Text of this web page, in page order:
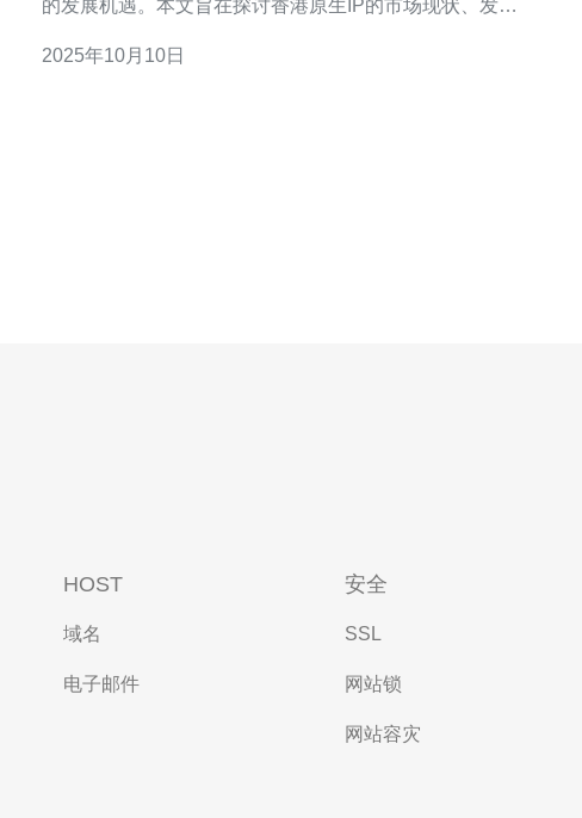
的发展机遇。本文旨在探讨香港原生IP的市场现状、发展
港的原生IP市场近年来发展迅速，尤其是在云计算和大数
2025年10月10日
HOST
域名
电子邮件
安全
SSL
网站锁
网站容灾